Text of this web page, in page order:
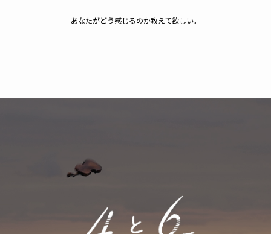
あなたがどう感じるのか教えて欲しい。